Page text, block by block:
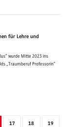
für Lehre und
wurde Mitte 2023 ins
„Traumberuf Professorin“
17 18 19